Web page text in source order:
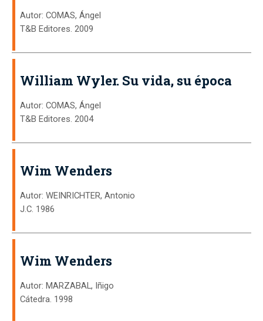
Autor: COMAS, Ángel
T&B Editores. 2009
William Wyler. Su vida, su época
Autor: COMAS, Ángel
T&B Editores. 2004
Wim Wenders
Autor: WEINRICHTER, Antonio
J.C. 1986
Wim Wenders
Autor: MARZABAL, Iñigo
Cátedra. 1998